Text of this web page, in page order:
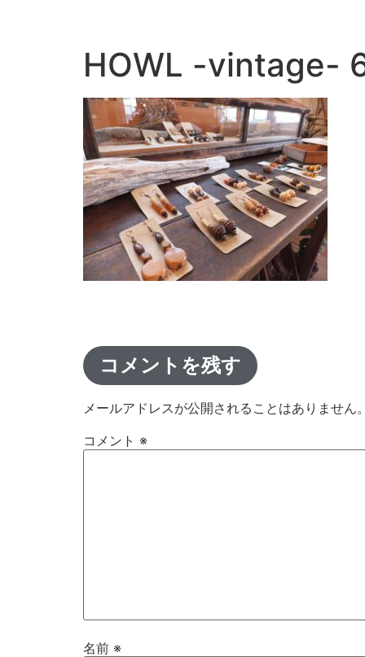
HOWL -vintage-
コメントを残す
メールアドレスが公開されることはありません
コメント ※
名前 ※